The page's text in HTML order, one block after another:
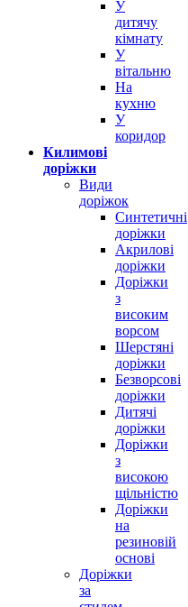
У
дитячу
кімнату
У
вітальню
На
кухню
У
коридор
Килимові
доріжки
Види
доріжок
Синтетичні
доріжки
Акрилові
доріжки
Доріжки
з
високим
ворсом
Шерстяні
доріжки
Безворсові
доріжки
Дитячі
доріжки
Доріжки
з
високою
щільністю
Доріжки
на
резиновій
основі
Доріжки
за